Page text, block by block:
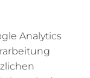
Analytics